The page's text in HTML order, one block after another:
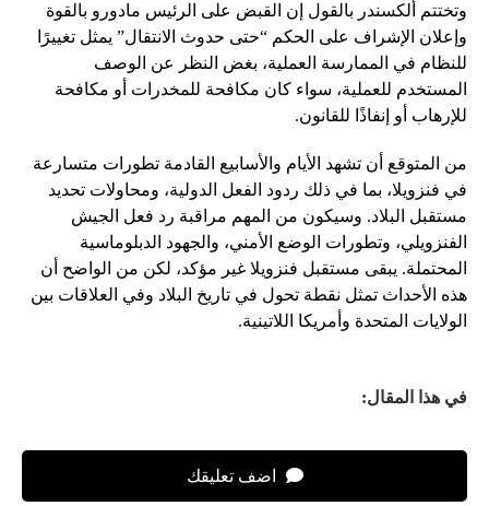
وتختتم ألكسندر بالقول إن القبض على الرئيس مادورو بالقوة
وإعلان الإشراف على الحكم “حتى حدوث الانتقال” يمثل تغييرًا
للنظام في الممارسة العملية، بغض النظر عن الوصف
المستخدم للعملية، سواء كان مكافحة للمخدرات أو مكافحة
للإرهاب أو إنفاذًا للقانون.
من المتوقع أن تشهد الأيام والأسابيع القادمة تطورات متسارعة
في فنزويلا، بما في ذلك ردود الفعل الدولية، ومحاولات تحديد
مستقبل البلاد. وسيكون من المهم مراقبة رد فعل الجيش
الفنزويلي، وتطورات الوضع الأمني، والجهود الدبلوماسية
المحتملة. يبقى مستقبل فنزويلا غير مؤكد، لكن من الواضح أن
هذه الأحداث تمثل نقطة تحول في تاريخ البلاد وفي العلاقات بين
الولايات المتحدة وأمريكا اللاتينية.
في هذا المقال:
اضف تعليقك